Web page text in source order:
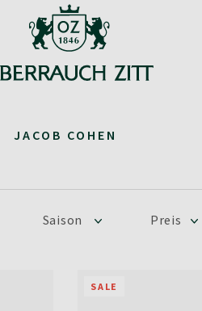
JACOB COHEN
Saison Preis
SALE